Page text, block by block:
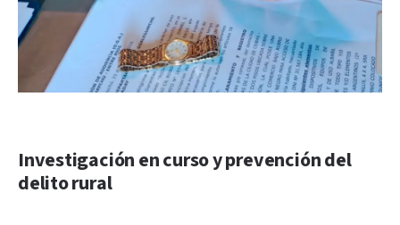
Investigación en curso y prevención del
delito rural